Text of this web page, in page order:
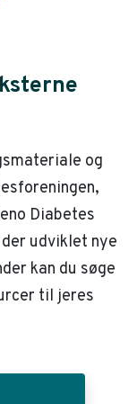
og
Diabetes
udviklet nye
kan du søge
til jeres